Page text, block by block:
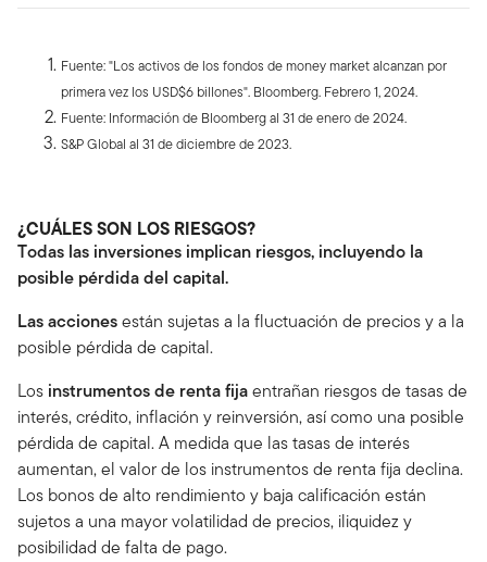
Fuente: "Los activos de los fondos de money market alcanzan por
primera vez los USD$6 billones". Bloomberg. Febrero 1, 2024.
Fuente: Información de Bloomberg al 31 de enero de 2024.
S&P Global al 31 de diciembre de 2023.
¿CUÁLES SON LOS RIESGOS?
Todas las inversiones implican riesgos, incluyendo la
posible pérdida del capital.
Las accionesestán sujetas a la fluctuación de precios y a la
posible pérdida de capital.
Los instrumentos de renta fijaentrañan riesgos de tasas de
interés, crédito, inflación y reinversión, así como una posible
pérdida de capital. A medida que las tasas de interés
aumentan, el valor de los instrumentos de renta fija declina.
Los bonos de alto rendimiento y baja calificación están
sujetos a una mayor volatilidad de precios, iliquidez y
posibilidad de falta de pago.